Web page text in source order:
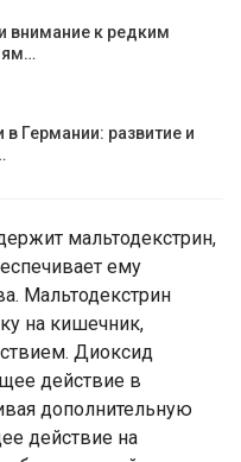
внимание к редким
Германии: развитие и
мальтодекстрин,
ему
Мальтодекстрин
на кишечник,
Диоксид
действие в
дополнительную
действие на